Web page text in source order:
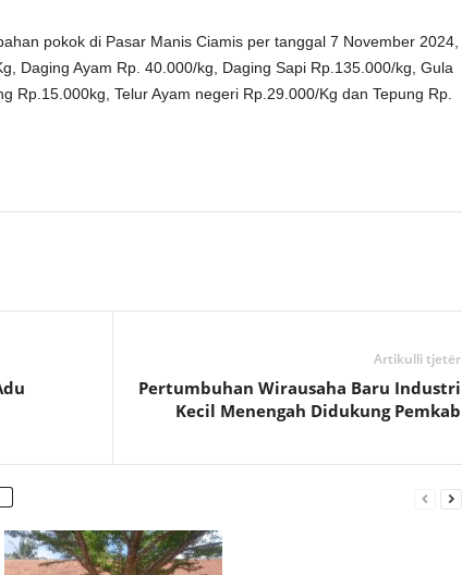
pokok di Pasar Manis Ciamis per tanggal 7 November 2024,
Daging Ayam Rp. 40.000/kg, Daging Sapi Rp.135.000/kg, Gula
Rp.15.000kg, Telur Ayam negeri Rp.29.000/Kg dan Tepung Rp.
Artikulli tjetër
Pertumbuhan Wirausaha Baru Industri
Kecil Menengah Didukung Pemkab